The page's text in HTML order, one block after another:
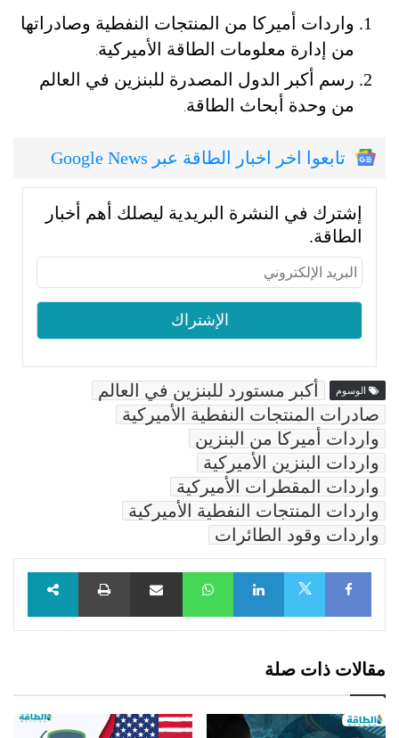
واردات أميركا من المنتجات النفطية وصادراتها
من إدارة معلومات الطاقة الأميركية
رسم أكبر الدول المصدرة للبنزين في العالم
من وحدة أبحاث الطاقة
تابعوا اخر اخبار الطاقة عبر Google News
إشترك في النشرة البريدية ليصلك أهم أخبار
الطاقة.
الوسوم
أكبر مستورد للبنزين في العالم
صادرات المنتجات النفطية الأميركية
واردات أميركا من البنزين
واردات البنزين الأميركية
واردات المقطرات الأميركية
واردات المنتجات النفطية الأميركية
واردات وقود الطائرات
Facebook
LinkedIn
WhatsAppمشاركة عبر البريد طباعة
مقالات ذات صلة